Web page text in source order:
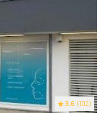
3.6 (102)